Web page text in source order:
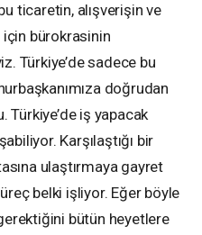
ticaretin, alışverişin ve
için bürokrasinin
Türkiye’de sadece bu
doğrudan
Türkiye’de iş yapacak
Karşılaştığı bir
ulaştırmaya gayret
belki işliyor. Eğer böyle
bütün heyetlere